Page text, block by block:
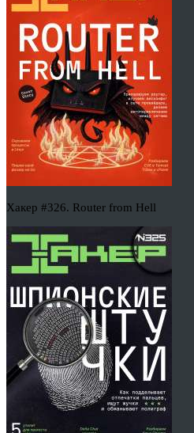
Хакер #326. Router from Hell